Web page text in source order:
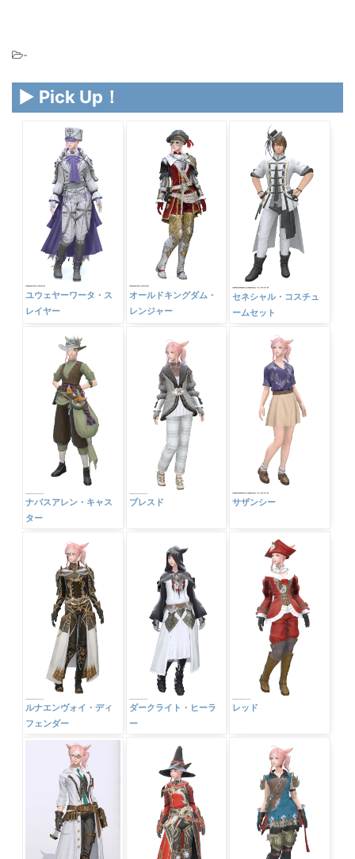
-
▶ Pick Up！
ユウェヤーワータ・ス
レイヤー
オールドキングダム・
レンジャー
セネシャル・コスチュ
ームセット
ナバスアレン・キャス
ター
ブレスド サザンシー
ルナエンヴォイ・ディ
フェンダー
ダークライト・ヒーラ
ー
レッド